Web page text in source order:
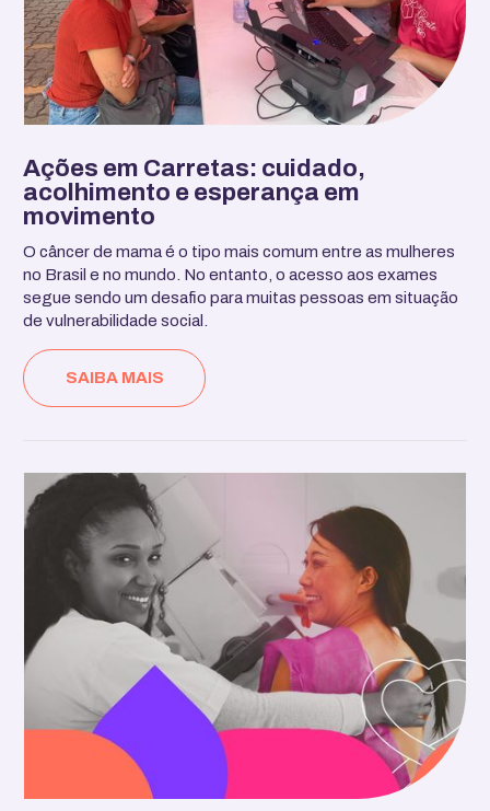
Ações em Carretas: cuidado,
acolhimento e esperança em
movimento
O câncer de mama é o tipo mais comum entre as mulheres
no Brasil e no mundo. No entanto, o acesso aos exames
segue sendo um desafio para muitas pessoas em situação
de vulnerabilidade social.
SAIBA MAIS